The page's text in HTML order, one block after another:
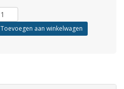
Toevoegen aan winkelwagen